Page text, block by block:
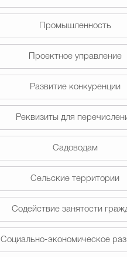
Промышленность
Проектное управление
Развитие конкуренции
Реквизиты для
Садоводам
Сельские территории
Содействие занятости
Социально-экономическое